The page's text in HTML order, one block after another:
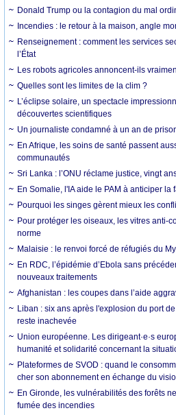
Donald Trump ou la contagion du mal
Incendies : le retour à la maison, angle
Renseignement : comment les services
l’État
Les robots agricoles annoncent-ils
Quelles sont les limites de la clim ?
L’éclipse solaire, un spectacle
découvertes scientifiques
Un journaliste condamné à un an de
En Afrique, les soins de santé passent
communautés
Sri Lanka : l’ONU réclame justice, vingt
En Somalie, l'IA aide le PAM à anticiper la
Pourquoi les singes gèrent mieux les
Pour protéger les oiseaux, les vitres anti-
norme
Malaisie : le renvoi forcé de réfugiés du
En RDC, l’épidémie d’Ebola sans
nouveaux traitements
Afghanistan : les coupes dans l’aide
Liban : six ans après l'explosion du port
reste inachevée
Union européenne. Les dirigeant·e·s
humanité et solidarité concernant la
Plateformes de SVOD : quand le
cher son abonnement en échange du
En Gironde, les vulnérabilités des forêts
fumée des incendies